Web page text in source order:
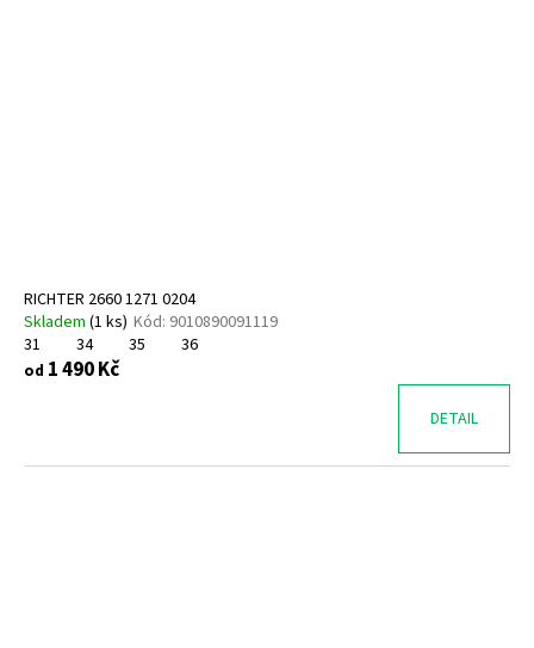
RICHTER 2660 1271 0204
Skladem (1 ks) Kód: 9010890091119
31
34 35 36
od 1 490 Kč
DETAIL